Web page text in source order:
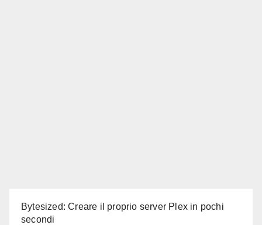
Bytesized: Creare il proprio server Plex in pochi
secondi